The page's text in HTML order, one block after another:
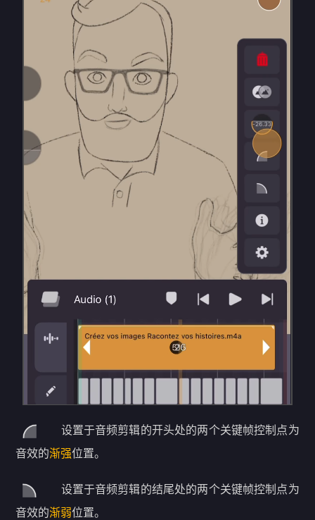
设置于音频剪辑的开头处的两个关键帧控制点为
音效的渐强位置。
设置于音频剪辑的结尾处的两个关键帧控制点为
音效的渐弱位置。